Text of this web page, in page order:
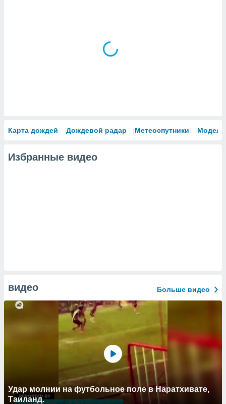
Карта дождей Дождевой радар Метеоспутники Модели
Избранные видео
видео Больше видео
Удар молнии на футбольное поле в Наратхивате,
Таиланд.